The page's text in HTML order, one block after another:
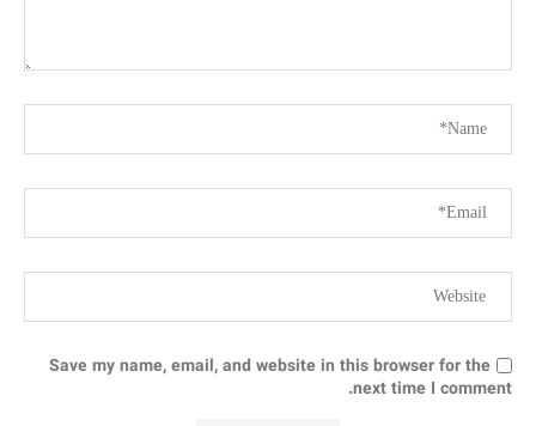
Save my name, email, and website in this browser for the
next time I comment.